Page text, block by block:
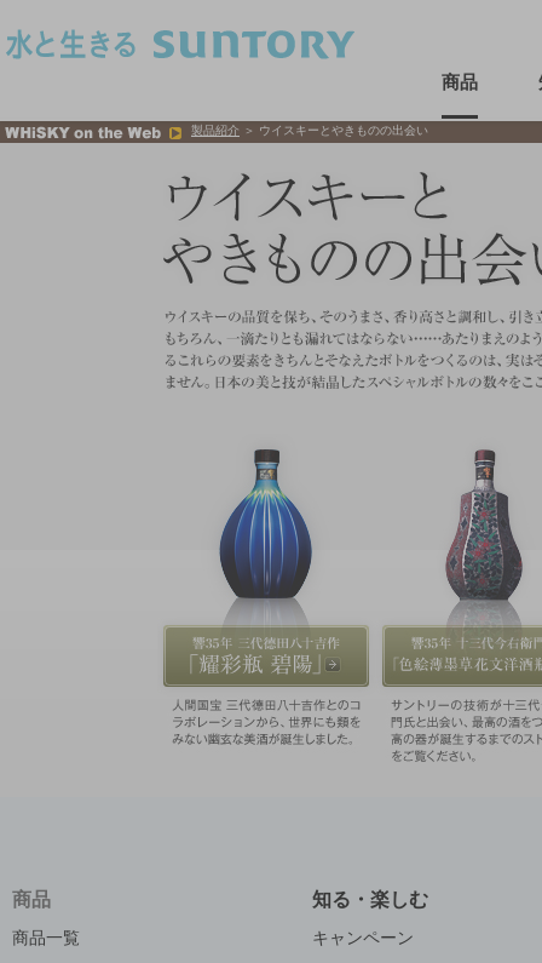
商品
製品紹介 ＞ ウイスキーとやきものの出会い
商品
商品一覧
知る・楽しむ
キャンペーン